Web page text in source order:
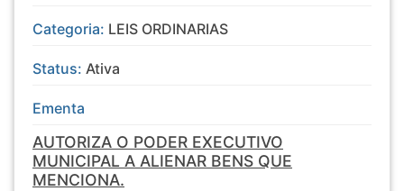
Categoria: LEIS ORDINARIAS
Status: Ativa
Ementa
AUTORIZA O PODER EXECUTIVO
MUNICIPAL A ALIENAR BENS QUE
MENCIONA.